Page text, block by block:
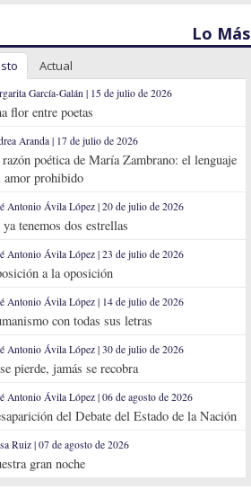
Lo Más
Actual
García-Galán | 15 de julio de 2026
flor entre poetas
Aranda | 17 de julio de 2026
poética de María Zambrano: el lenguaje
amor prohibido
Antonio Ávila López | 20 de julio de 2026
tenemos dos estrellas
Antonio Ávila López | 23 de julio de 2026
a la oposición
Antonio Ávila López | 14 de julio de 2026
con todas sus letras
Antonio Ávila López | 30 de julio de 2026
pierde, jamás se recobra
Antonio Ávila López | 06 de agosto de 2026
del Debate del Estado de la Nación
Ruiz | 07 de agosto de 2026
gran noche